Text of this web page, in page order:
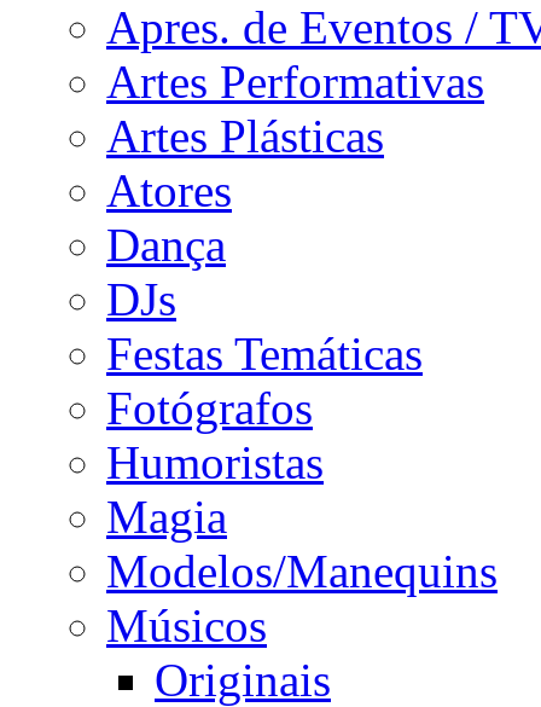
Apres. de Eventos /
Artes Performativas
Artes Plásticas
Atores
Dança
DJs
Festas Temáticas
Fotógrafos
Humoristas
Magia
Modelos/Manequins
Músicos
Originais